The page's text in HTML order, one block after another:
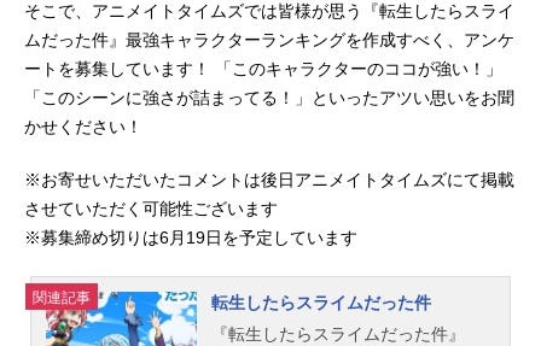
そこで、アニメイトタイムズでは皆様が思う『転生したらスライ
ムだった件』最強キャラクターランキングを作成すべく、アンケ
ートを募集しています！ 「このキャラクターのココが強い！」
「このシーンに強さが詰まってる！」といったアツい思いをお聞
かせください！
※お寄せいただいたコメントは後日アニメイトタイムズにて掲載
させていただく可能性ございます
※募集締め切りは6月19日を予定しています
関連記事
転生したらスライムだった件
『転生したらスライムだった件』